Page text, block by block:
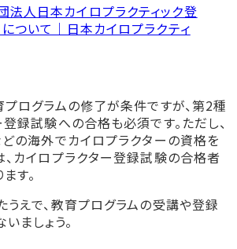
法人日本カイロプラクティック登
について｜日本カイロプラクティ
ログラムの修了が条件ですが、第2種
録試験への合格も必須です。ただし、
の海外でカイロプラクターの資格を
カイロプラクター登録試験の合格者
す。
えで、教育プログラムの受講や登録
ましょう。